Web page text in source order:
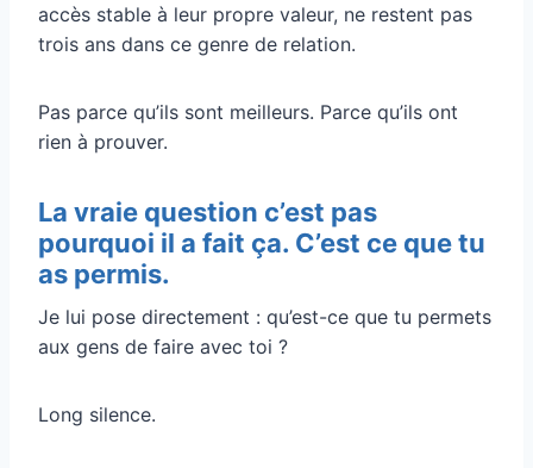
accès stable à leur propre valeur, ne restent pas
trois ans dans ce genre de relation.
Pas parce qu’ils sont meilleurs. Parce qu’ils ont
rien à prouver.
La vraie question c’est pas
pourquoi il a fait ça. C’est ce que tu
as permis.
Je lui pose directement : qu’est-ce que tu permets
aux gens de faire avec toi ?
Long silence.